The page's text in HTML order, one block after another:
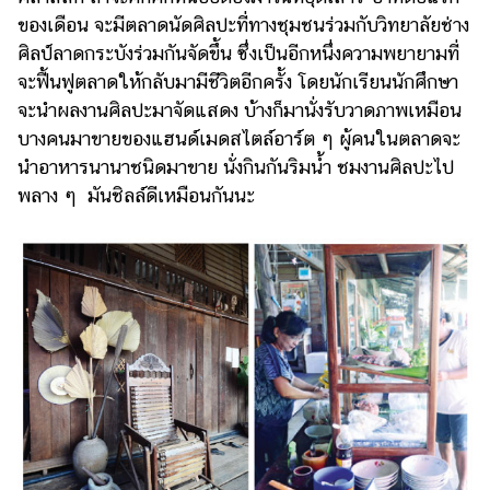
ของเดือน จะมีตลาดนัดศิลปะที่ทางชุมชนร่วมกับวิทยาลัยช่าง
ศิลป์ลาดกระบังร่วมกันจัดขึ้น ซึ่งเป็นอีกหนึ่งความพยายามที่
จะฟื้นฟูตลาดให้กลับมามีชีวิตอีกครั้ง โดยนักเรียนนักศึกษา
จะนำผลงานศิลปะมาจัดแสดง บ้างก็มานั่งรับวาดภาพเหมือน
บางคนมาขายของแฮนด์เมดสไตล์อาร์ต ๆ ผู้คนในตลาดจะ
นำอาหารนานาชนิดมาขาย นั่งกินกันริมน้ำ ชมงานศิลปะไป
พลาง ๆ มันชิลล์ดีเหมือนกันนะ